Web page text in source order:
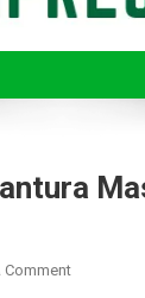
CommentOn